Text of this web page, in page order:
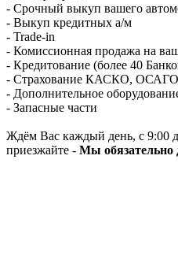
- Срочный выкуп вашего
- Выкуп кредитных а/м
- Trade-in
- Комиссионная продажа на
- Кредитование (более 40
- Страхование КАСКО, ОСАГО
- Дополнительное
- Запасные части
Ждём Вас каждый день, с 9:00
приезжайте - Мы обязательно